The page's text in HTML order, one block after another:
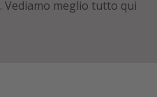
. Vediamo meglio tutto qui